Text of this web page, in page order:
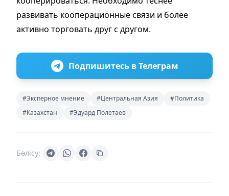
развивать кооперационные связи и более
активно торговать друг с другом.
Подпишитесь в Телеграм
#Эксперное мнение #Центральная Азия
#Политика
#Казахстан
#Эдуард Полетаев
Бөлісу: